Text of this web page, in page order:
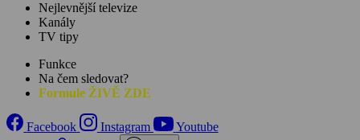
Nejlevnější televize
Kanály
TV tipy
Funkce
Na čem sledovat?
Formule ŽIVĚ ZDE
Facebook Instagram
Youtube